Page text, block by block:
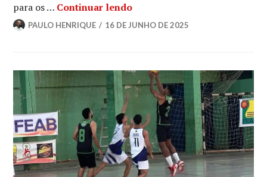
para os … Continuar lendo
PAULO HENRIQUE 16 DE JUNHO DE 2025